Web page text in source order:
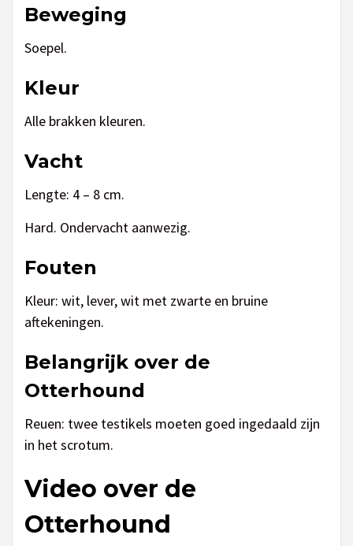
Beweging
Soepel.
Kleur
Alle brakken kleuren.
Vacht
Lengte: 4 – 8 cm.
Hard. Ondervacht aanwezig.
Fouten
Kleur: wit, lever, wit met zwarte en bruine
aftekeningen.
Belangrijk over de
Otterhound
Reuen: twee testikels moeten goed ingedaald zijn
in het scrotum.
Video over de
Otterhound